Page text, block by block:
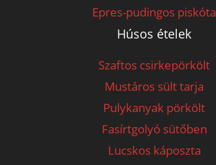
Epres-pudingos piskóta
Húsos ételek
Szaftos csirkepörkölt
Mustáros sült tarja
Pulykanyak pörkölt
Fasírtgolyó sütőben
Lucskos káposzta